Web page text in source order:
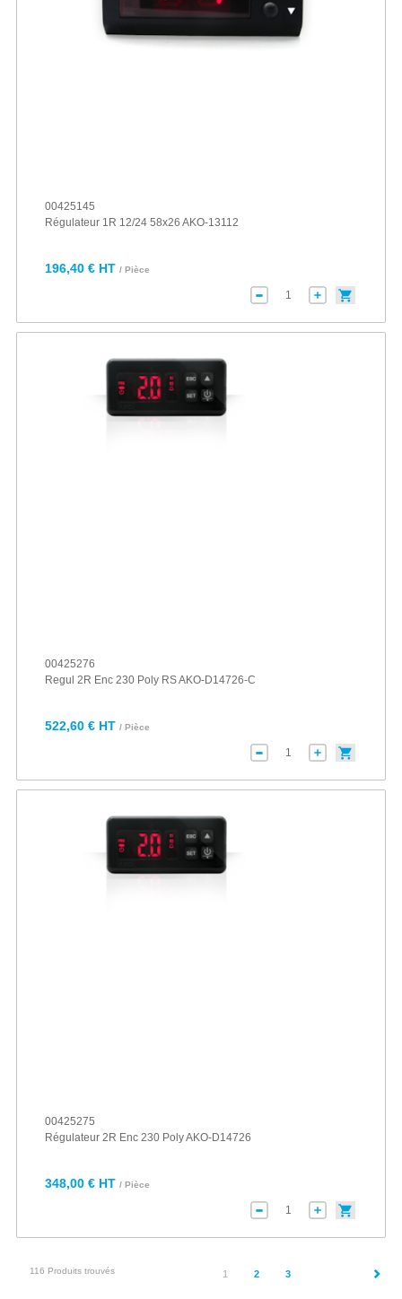
00425145
Régulateur 1R 12/24 58x26 AKO-13112
196,40 € HT / Pièce
00425276
Regul 2R Enc 230 Poly RS AKO-D14726-C
522,60 € HT / Pièce
00425275
Régulateur 2R Enc 230 Poly AKO-D14726
348,00 € HT / Pièce
116 Produits trouvés 1 (current)
2 3